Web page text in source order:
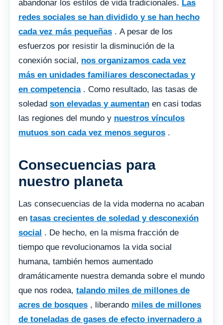
abandonar los estilos de vida tradicionales. Las
redes sociales se han dividido y se han hecho
cada vez más pequeñas . A pesar de los
esfuerzos por resistir la disminución de la
conexión social, nos organizamos cada vez
más en unidades familiares desconectadas y
en competencia. Como resultado, las tasas de
soledad son elevadas y aumentan en casi todas
las regiones del mundo y nuestros vínculos
mutuos son cada vez menos seguros .
Consecuencias para
nuestro planeta
Las consecuencias de la vida moderna no acaban
en tasas crecientes de soledad y desconexión
social . De hecho, en la misma fracción de
tiempo que revolucionamos la vida social
humana, también hemos aumentado
dramáticamente nuestra demanda sobre el mundo
que nos rodea, talando miles de millones de
acres de bosques , liberando miles de millones
de toneladas de gases de efecto invernadero a